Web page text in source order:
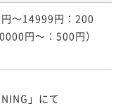
！素泊まり
- 24:00 OUT11:00
で
～14999円：200
円～：500円）
」にて